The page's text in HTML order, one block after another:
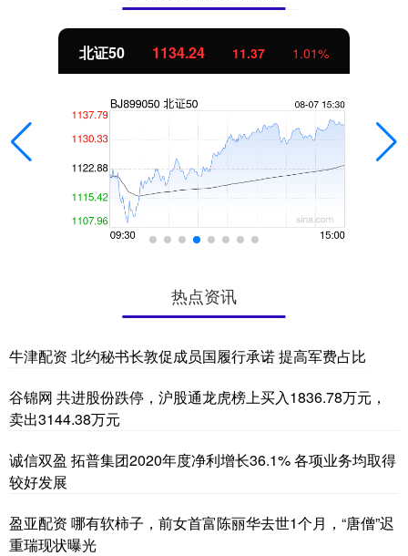
北证50 1134.24 11.37 1.01%
热点资讯
牛津配资 北约秘书长敦促成员国履行承诺 提高军费占比
谷锦网 共进股份跌停，沪股通龙虎榜上买入1836.78万元，
卖出3144.38万元
诚信双盈 拓普集团2020年度净利增长36.1% 各项业务均取得
较好发展
盈亚配资 哪有软柿子，前女首富陈丽华去世1个月，“唐僧”迟
重瑞现状曝光